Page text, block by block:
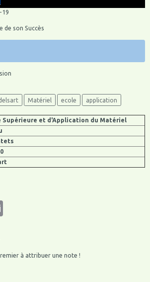
19
de son Succès
Matériel ecole application
Supérieure et d'Application du Matériel
à attribuer une note !